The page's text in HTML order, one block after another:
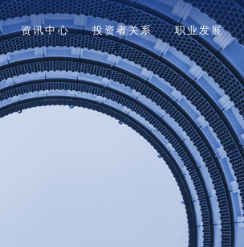
资讯中心 投资者关系 职业发展